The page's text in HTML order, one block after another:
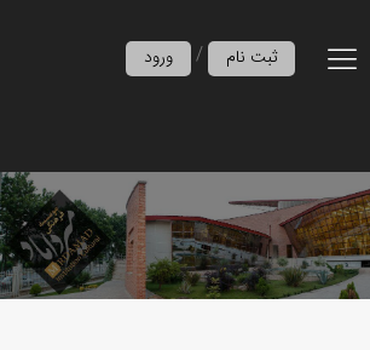
ورود / ثبت نام